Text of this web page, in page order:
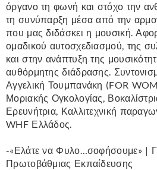
όργανο τη φωνή και στόχο την
τη συνύπαρξη μέσα από την
που μας διδάσκει η μουσική.
ομαδικού αυτοσχεδιασμού, της
και στην ανάπτυξη της
αυθόρμητης διάδρασης.
Αγγελική Τουμπανάκη (FOR
Μοριακής Ογκολογίας,
Ερευνήτρια, Καλλιτεχνική
WHF Ελλάδος.
-«Ελάτε να Φυλο…σοφήσουμε» |
Πρωτοβάθμιας Εκπαίδευσης